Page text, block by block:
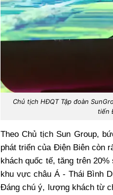
Chủ tịch HĐQT Tập đoàn
tiến
Theo Chủ tịch Sun Group,
phát triển của Điện Biên còn
khách quốc tế, tăng trên
khu vực châu Á - Thái Bình
Đáng chú ý, lượng khách từ